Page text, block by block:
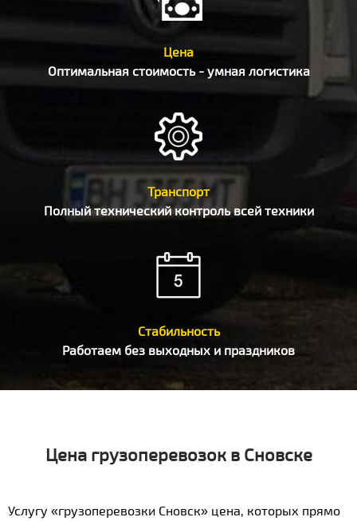
Цена
Оптимальная стоимость - умная логистика
Транспорт
Полный технический контроль всей техники
Стабильность
Работаем без выходных и праздников
Цена грузоперевозок в Сновске
Услугу «грузоперевозки Сновск» цена, которых прямо